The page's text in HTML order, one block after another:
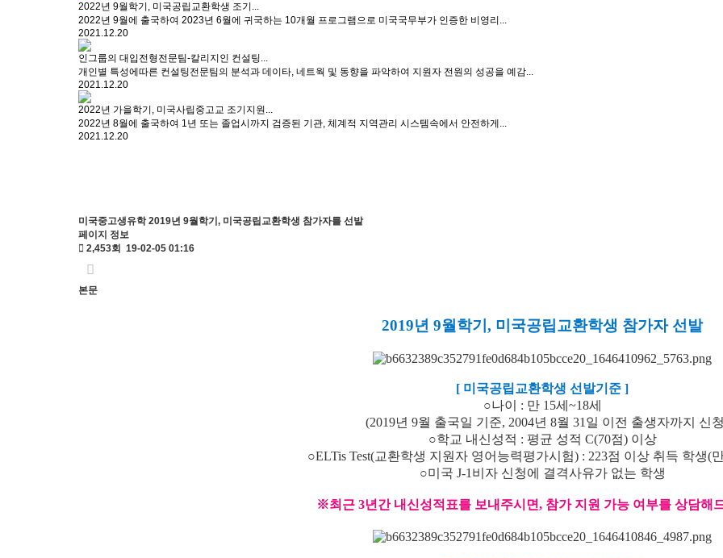
2022년 9월학기, 미국공립교환학생 조기...
2022년 9월에 출국하여 2023년 6월에 귀국하는 10개월 프로그램으로 미국국무부가 인증한 비영리...
2021.12.20
인그룹의 대입전형전문팀-칼리지인 컨설팅...
개인별 특성에따른 컨설팅전문팀의 분석과 데이타, 네트웍 및 동향을 파악하여 지원자 전원의 성공을 예감...
2021.12.20
2022년 가을학기, 미국사립중고교 조기지원...
2022년 8월에 출국하여 1년 또는 졸업시까지 검증된 기관, 체계적 지역관리 시스템속에서 안전하게...
2021.12.20
미국중고생유학 2019년 9월학기, 미국공립교환학생 참가자를 선발
페이지 정보
2,453회
19-02-05 01:16
본문
2019년 9월학기, 미국공립교환학생 참가자 선발
[ 미국공립교환학생 선발기준 ]
​○나이 : 만 15세~18세
(2019년 9월 출국일 기준, 2004년 8월 31일 이전 출생자까지 신
​○학교 내신성적 : 평균 성적 C(70점) 이상
​○ELTis Test(교환학생 지원자 영어능력평가시험) : 223점 이상 취득 학생(
​○미국 J-1비자 신청에 결격사유가 없는 학생
※최근 3년간 내신성적표를 보내주시면, 참가 지원 가능 여부를 상담해